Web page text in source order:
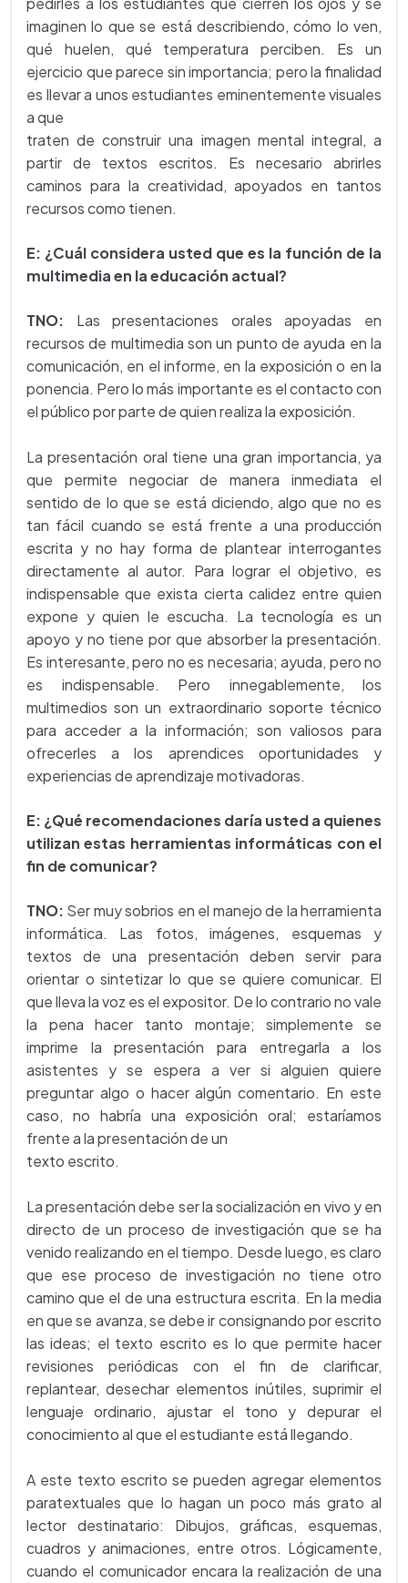
imaginen lo que se está describiendo, cómo lo ven,
qué huelen, qué temperatura perciben. Es un
ejercicio que parece sin importancia; pero la finalidad
es llevar a unos estudiantes eminentemente visuales
a que
traten de construir una imagen mental integral, a
partir de textos escritos. Es necesario abrirles
caminos para la creatividad, apoyados en tantos
recursos como tienen.
E: ¿Cuál considera usted que es la función de la
multimedia en la educación actual?
TNO: Las presentaciones orales apoyadas en
recursos de multimedia son un punto de ayuda en la
comunicación, en el informe, en la exposición o en la
ponencia. Pero lo más importante es el contacto con
el público por parte de quien realiza la exposición.
La presentación oral tiene una gran importancia, ya
que permite negociar de manera inmediata el
sentido de lo que se está diciendo, algo que no es
tan fácil cuando se está frente a una producción
escrita y no hay forma de plantear interrogantes
directamente al autor. Para lograr el objetivo, es
indispensable que exista cierta calidez entre quien
expone y quien le escucha. La tecnología es un
apoyo y no tiene por que absorber la presentación.
Es interesante, pero no es necesaria; ayuda, pero no
es indispensable. Pero innegablemente, los
multimedios son un extraordinario soporte técnico
para acceder a la información; son valiosos para
ofrecerles a los aprendices oportunidades y
experiencias de aprendizaje motivadoras.
E: ¿Qué recomendaciones daría usted a quienes
utilizan estas herramientas informáticas con el
fin de comunicar?
TNO: Ser muy sobrios en el manejo de la herramienta
informática. Las fotos, imágenes, esquemas y
textos de una presentación deben servir para
orientar o sintetizar lo que se quiere comunicar. El
que lleva la voz es el expositor. De lo contrario no vale
la pena hacer tanto montaje; simplemente se
imprime la presentación para entregarla a los
asistentes y se espera a ver si alguien quiere
preguntar algo o hacer algún comentario. En este
caso, no habría una exposición oral; estaríamos
frente a la presentación de un
texto escrito.
La presentación debe ser la socialización en vivo y en
directo de un proceso de investigación que se ha
venido realizando en el tiempo. Desde luego, es claro
que ese proceso de investigación no tiene otro
camino que el de una estructura escrita. En la media
en que se avanza, se debe ir consignando por escrito
las ideas; el texto escrito es lo que permite hacer
revisiones periódicas con el fin de clarificar,
replantear, desechar elementos inútiles, suprimir el
lenguaje ordinario, ajustar el tono y depurar el
conocimiento al que el estudiante está llegando.
A este texto escrito se pueden agregar elementos
paratextuales que lo hagan un poco más grato al
lector destinatario: Dibujos, gráficas, esquemas,
cuadros y animaciones, entre otros. Lógicamente,
cuando el comunicador encara la realización de una